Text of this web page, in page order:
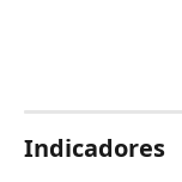
Indicadores